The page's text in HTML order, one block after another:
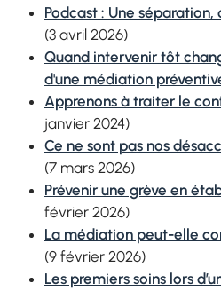
Podcast : Une
(3 avril 2026)
Quand intervenir tôt
d'une médiation
Apprenons à traiter le
janvier 2024)
Ce ne sont pas nos
(7 mars 2026)
Prévenir une grève en
février 2026)
La médiation peut-elle
(9 février 2026)
Les premiers soins lors